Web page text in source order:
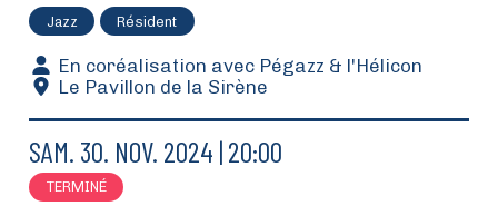
Jazz Résident
En coréalisation avec Pégazz & l'Hélicon
Le Pavillon de la Sirène
SAM. 30. NOV. 2024 20:00
TERMINÉ